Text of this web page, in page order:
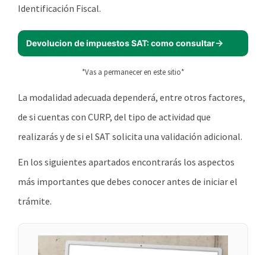
Identificación Fiscal.
Devolucion de impuestos SAT: como consultar
*Vas a permanecer en este sitio*
La modalidad adecuada dependerá, entre otros factores,
de si cuentas con CURP, del tipo de actividad que
realizarás y de si el SAT solicita una validación adicional.
En los siguientes apartados encontrarás los aspectos
más importantes que debes conocer antes de iniciar el
trámite.